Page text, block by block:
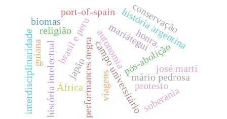
protesto
campo universitário
brasil e peru
mário pedrosa
mariátegui
port-of-spain
pós-abolição
performances negra
história intelectual
história argentina
religião
viagens
japão
guiana autonomia honra.
biomas conservação
josé martí
soberania
interdisciplinaridade África